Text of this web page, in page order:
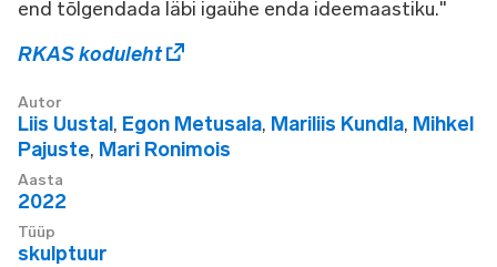
end tõlgendada läbi igaühe enda ideemaastiku."
RKAS koduleht
Autor
Liis Uustal, Egon Metusala, Mariliis Kundla, Mihkel
Pajuste, Mari Ronimois
Aasta
2022
Tüüp
skulptuur